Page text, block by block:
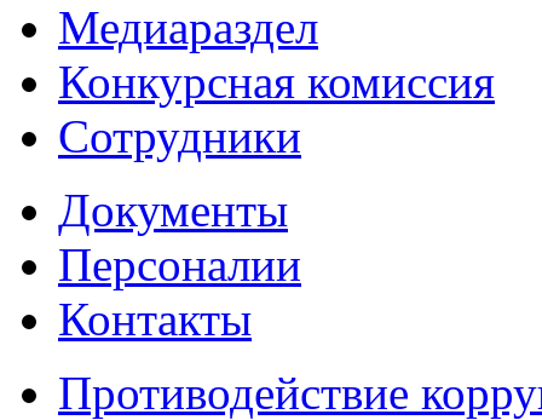
Медиараздел
Конкурсная комиссия
Сотрудники
Документы
Персоналии
Контакты
Противодействие